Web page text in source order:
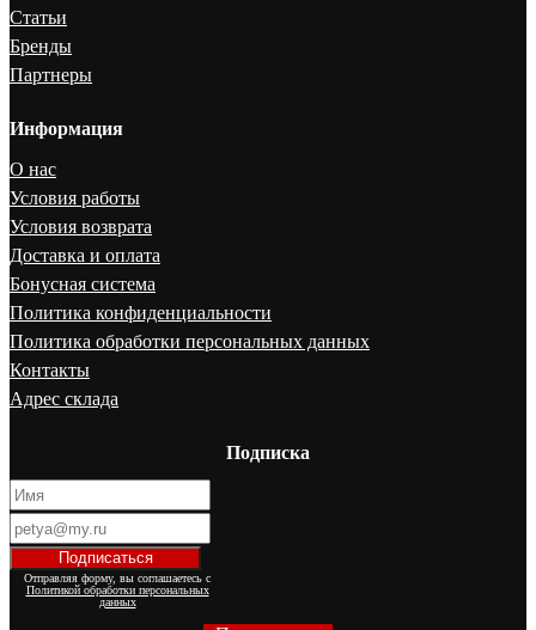
Статьи
Бренды
Партнеры
Информация
О нас
Условия работы
Условия возврата
Доставка и оплата
Бонусная система
Политика конфиденциальности
Политика обработки персональных данных
Контакты
Адрес склада
Подписка
Отправляя форму, вы соглашаетесь с
Политикой обработки персональных
данных